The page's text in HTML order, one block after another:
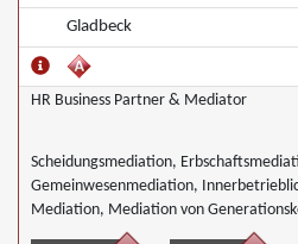
Gladbeck
HR Business Partner & Mediator
Scheidungsmediation,
Gemeinwesenmediation,
Mediation, Mediation von
öffentlichen Bereich, Mediation bei